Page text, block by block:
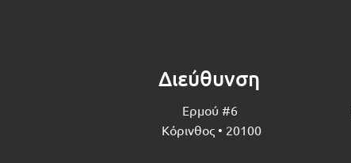
Διεύθυνση
Ερμού #6
Κόρινθος • 20100